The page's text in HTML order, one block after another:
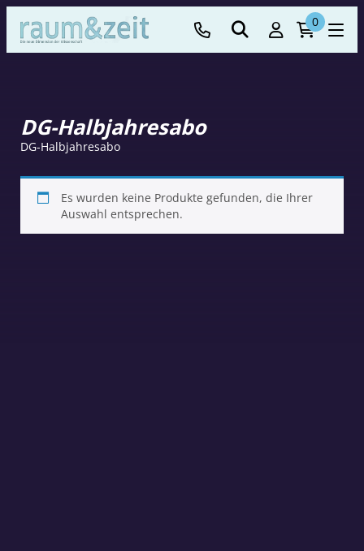
0
DG-Halbjahresabo
DG-Halbjahresabo
Es wurden keine Produkte gefunden, die Ihrer
Auswahl entsprechen.